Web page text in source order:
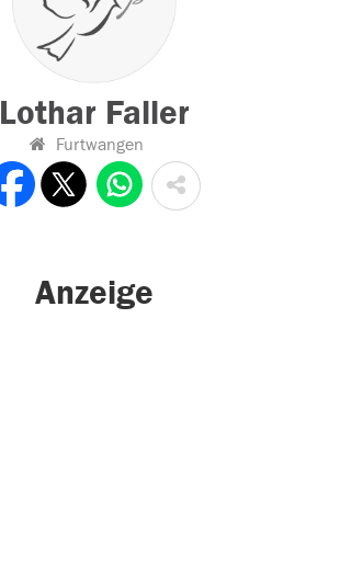
Lothar Faller
Furtwangen
Anzeige